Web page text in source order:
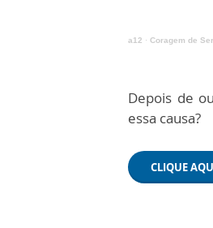
a12 · Coragem de
Depois de
essa causa?
CLIQUE